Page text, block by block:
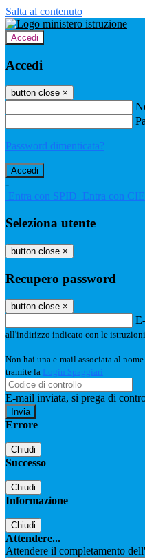
Salta al contenuto
Accedi
Accedi
button close ×
Password dimenticata?
-
Entra con SPID Entra con CIE
Seleziona utente
button close ×
Recupero password
button close ×
all'indirizzo indicato con le istruzioni
Non hai una e-mail associata al
tramite la Login Spaggiari
E-mail inviata, si prega di
Errore
Chiudi
Successo
Chiudi
Informazione
Chiudi
Attendere...
Attendere il completamento